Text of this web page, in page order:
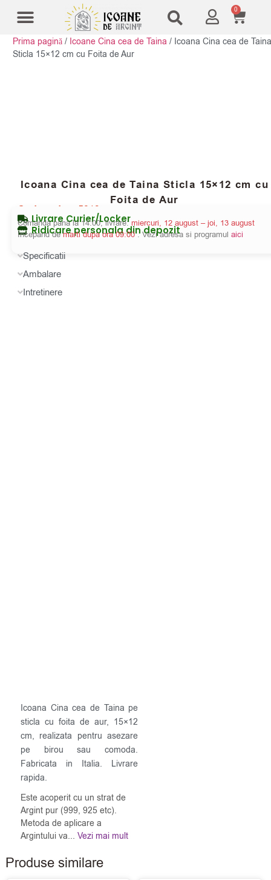
0
Prima pagină / Icoane Cina cea de Taina / Icoana Cina cea de Taina
Sticla 15×12 cm cu Foita de Aur
Icoana Cina cea de Taina Sticla 15×12 cm cu
Foita de Aur
Cod produs: 5819
Livrare Curier/Locker
Comanda pana la 14:00, livrare:miercuri, 12 august – joi, 13 august
Ridicare personala din depozit
Incepand demarti dupa ora 09:00. Vezi adresa si programul aici
Specificatii
Ambalare
Intretinere
Icoana Cina cea de Taina pe
sticla cu foita de aur, 15×12
cm, realizata pentru asezare
pe birou sau comoda.
Fabricata in Italia. Livrare
rapida.
Este acoperit cu un strat de
Argint pur (999, 925 etc).
Metoda de aplicare a
Argintului va... Vezi mai mult
Produse similare